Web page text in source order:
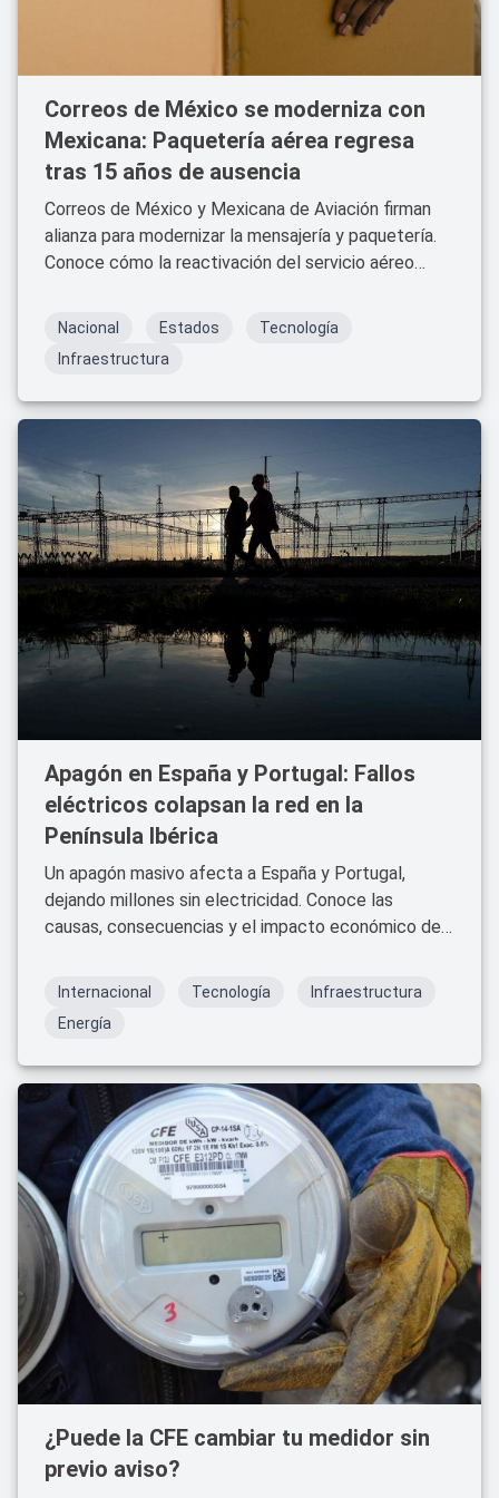
Correos de México se moderniza con
Mexicana: Paquetería aérea regresa
tras 15 años de ausencia
Correos de México y Mexicana de Aviación firman
alianza para modernizar la mensajería y paquetería.
Conoce cómo la reactivación del servicio aéreo
Nacional Estados
Tecnología
Infraestructura
Apagón en España y Portugal: Fallos
eléctricos colapsan la red en la
Península Ibérica
Un apagón masivo afecta a España y Portugal,
dejando millones sin electricidad. Conoce las
causas, consecuencias y el impacto económico de
Internacional Tecnología
Infraestructura
Energía
¿Puede la CFE cambiar tu medidor sin
previo aviso?